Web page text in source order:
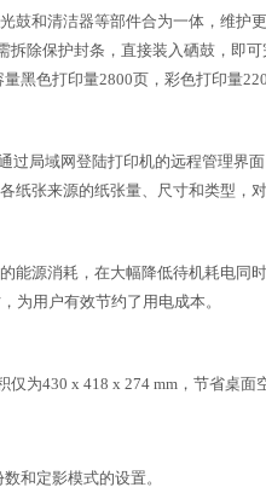
和清洁器等部件合为一体，维护
拆除保护封条，直接装入硒鼓，即
黑色打印量2800页，彩色打印量
局域网登陆打印机的远程管理界
纸张来源的纸张量、尺寸和类型，
源消耗，在大幅降低待机耗电同
为用户有效节约了用电成本。
430 x 418 x 274 mm，节省桌面
和定影模式的设置。